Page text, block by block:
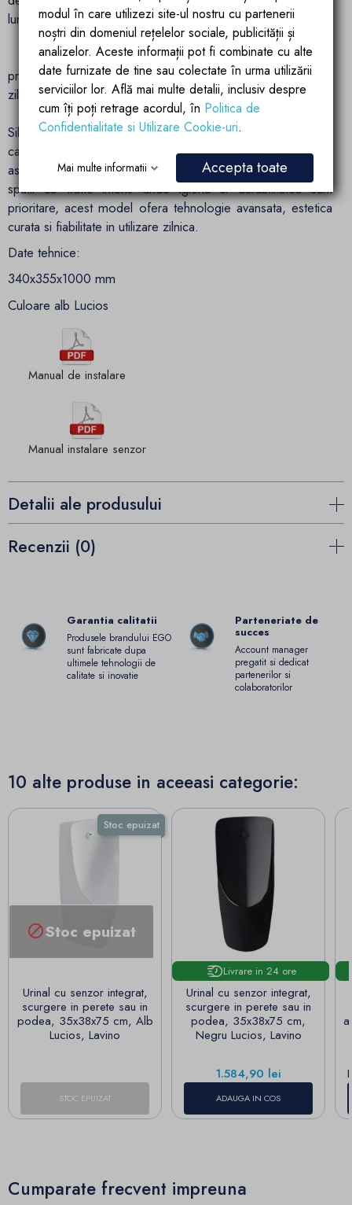
lung.
Durabilitate si calitate Ego Interiors: Fabricat din materiale
premium, Silento este conceput pentru a face fata uzurii
zilnice intense, fara a compromite estetica sau performanta.
Silento de la Ego Interiors este alegerea ideala pentru cei
care doresc un urinal modern, igienic si eficient, cu un
aspect elegant si montaj stabil pe podea. Perfect pentru
spatii cu trafic intens unde igiena si durabilitatea sunt
prioritare, acest model ofera tehnologie avansata, estetica
curata si fiabilitate in utilizare zilnica.
Date tehnice:
340x355x1000 mm
Culoare alb Lucios
Manual de instalare
Manual instalare senzor
Detalii ale produsului
Recenzii (0)
Garantia calitatii
Produsele brandului EGO
sunt fabricate dupa
ultimele tehnologii de
calitate si inovatie
Parteneriate de
succes
Account manager
pregatit si dedicat
partenerilor si
colaboratorilor
10 alte produse in aceeasi categorie:
Stoc epuizat
Stoc epuizat
Urinal cu senzor integrat,
scurgere in perete sau in
podea, 35x38x75 cm, Alb
Lucios, Lavino
STOC EPUIZAT
Livrare in 24 ore
Urinal cu senzor integrat,
scurgere in perete sau in
podea, 35x38x75 cm,
Negru Lucios, Lavino
Pret
1.584,90 lei
ADAUGA IN COS
Cumparate frecvent impreuna
modul în care utilizezi site-ul nostru cu partenerii
noștri din domeniul rețelelor sociale, publicității și
analizelor. Aceste informații pot fi combinate cu alte
date furnizate de tine sau colectate în urma utilizării
serviciilor lor. Află mai multe detalii, inclusiv despre
cum îți poți retrage acordul, în Politica de
Confidentialitate si Utilizare Cookie-uri.
Mai multe informatii Accepta toate